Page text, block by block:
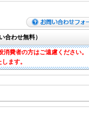
合わせ無料）
費者の方はご遠慮ください。
ます。